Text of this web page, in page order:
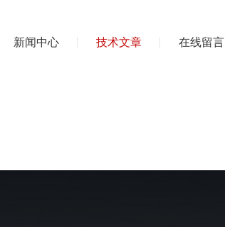
新闻中心 技术文章 在线留言